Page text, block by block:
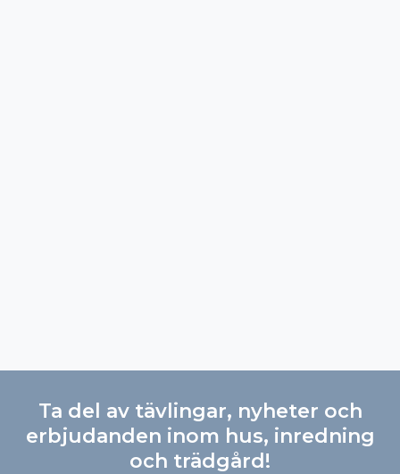
Ta del av tävlingar, nyheter och
erbjudanden inom hus, inredning
och trädgård!